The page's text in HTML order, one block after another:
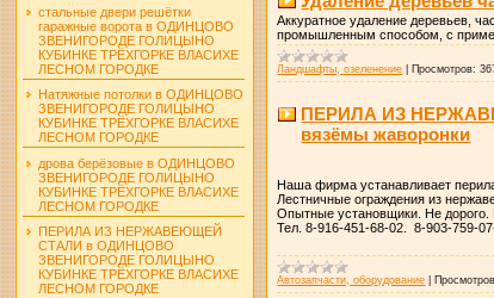
стальные двери решётки
гаражные ворота в ОДИНЦОВО
ЗВЕНИГОРОДЕ ГОЛИЦЫНО
КУБИНКЕ ТРЁХГОРКЕ ВЛАСИХЕ
ЛЕСНОМ ГОРОДКЕ
Натяжные потолки в ОДИНЦОВО
ЗВЕНИГОРОДЕ ГОЛИЦЫНО
КУБИНКЕ ТРЁХГОРКЕ ВЛАСИХЕ
ЛЕСНОМ ГОРОДКЕ
дрова берёзовые в ОДИНЦОВО
ЗВЕНИГОРОДЕ ГОЛИЦЫНО
КУБИНКЕ ТРЁХГОРКЕ ВЛАСИХЕ
ЛЕСНОМ ГОРОДКЕ
ПЕРИЛА ИЗ НЕРЖАВЕЮЩЕЙ
СТАЛИ в ОДИНЦОВО
ЗВЕНИГОРОДЕ ГОЛИЦЫНО
КУБИНКЕ ТРЁХГОРКЕ ВЛАСИХЕ
ЛЕСНОМ ГОРОДКЕ
Аккуратное удаление деревьев,
промышленным способом, с
Ландшафты, озеленение Просмотров:
ПЕРИЛА ИЗ
вязёмы жаворонки
Наша фирма устанавливает
Лестничные ограждения из
Опытные установщики. Не дорого.
Тел. 8-916-451-68-02. 8-903-759-
Автозапчасти, оборудование